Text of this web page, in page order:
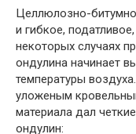
Целлюлозно-
и гибкое,
некоторых случаях
ондулина начинает
температуры
уложеным
материала дал
ондулин: